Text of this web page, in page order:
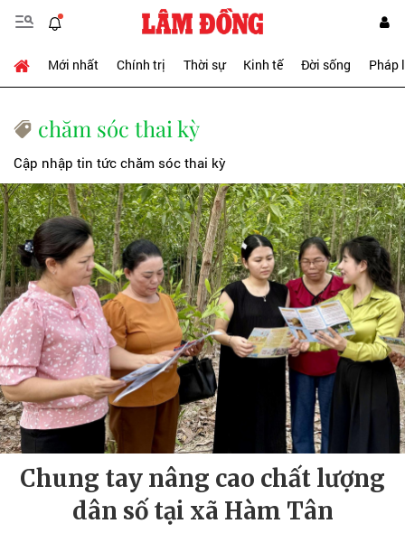
Mới nhất Chính trị Thời sự Kinh tế Đời sống Pháp
chăm sóc thai kỳ
Cập nhập tin tức chăm sóc thai kỳ
Chung tay nâng cao chất lượng
dân số tại xã Hàm Tân